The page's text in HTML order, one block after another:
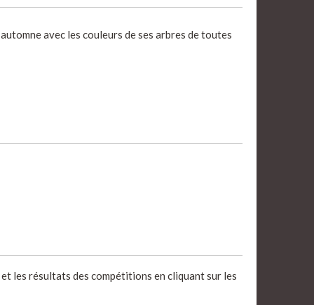
avec les couleurs de ses arbres de toutes
les résultats des compétitions en cliquant sur les